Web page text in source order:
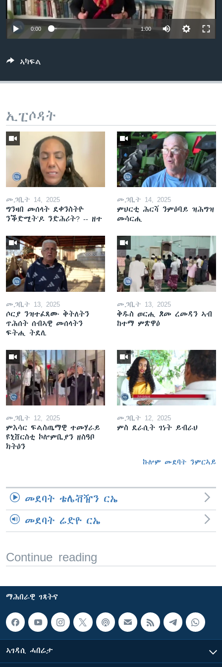
ቂሔ ጽልሚ
ቋንቋታት
0:00 1:00
ኣካፍል
ኢፒሶዳት
መጋቢት 14, 2025
ግንዛበ መሰላት ደቀንስትዮ
ንቕድሚት'ዶ ንድሕሪት? -- ዘተ
መጋቢት 14, 2025
ምህርቲ ሕርሻ ንምዕባይ ዝሕግዝ
መሳርሒ
መጋቢት 13, 2025
ሶርያ ንዝተፈጸሙ ቅትለትን
ጥሕሰት ሰብኣዊ መሰላትን
ፍትሒ ትደሊ
መጋቢት 13, 2025
ቅዱስ ወርሒ ጾመ ረመዳን ኣብ
ከተማ ምጽዋዕ
መጋቢት 12, 2025
ምእሳር ፍልስጤማዊ ተመሃራይ
ዩኒቨርስቲ ኮሎምቢያን ዘስዓቦ
ክትዕን
መጋቢት 12, 2025
ምስ ደራሲት ገነት ይብራህ
ኩሎም መደባት ንምርኣይ
መደባት ቴሌቭዥን ርኤ
መደባት ሬድዮ ርኤ
Continue reading
ማሕበራዊ ገጻትና
ኣገዳሲ ሓበሬታ